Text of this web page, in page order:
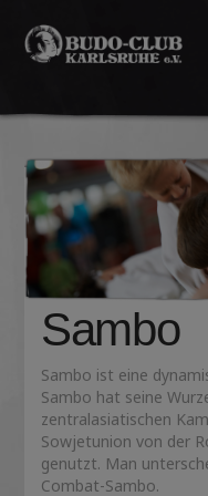
Budo-
Club
e.V.
Sambo
Sambo ist eine
Sambo hat seine
zentralasiatischen
Sowjetunion von der
genutzt. Man
Combat-Sambo.